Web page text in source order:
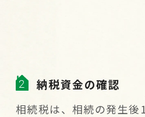
納税資金の確認
相続税は、相続の発生